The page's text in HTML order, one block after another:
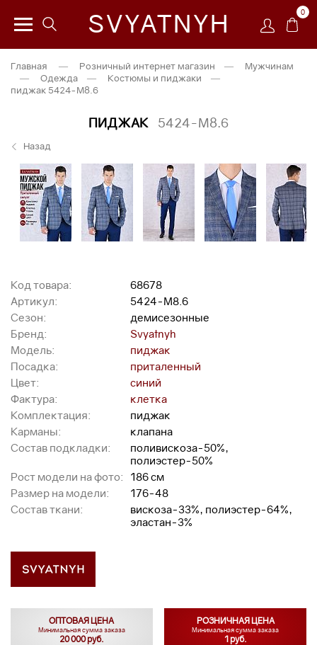
SVYATNYH 0
Главная — Розничный интернет магазин —
Мужчинам
—
Одежда — Костюмы и пиджаки
—
пиджак 5424-М8.6
ПИДЖАК 5424-М8.6
Назад
Код товара:
68678
Артикул:
5424-М8.6
Сезон:
демисезонные
Бренд:
Svyatnyh
Модель:
пиджак
Посадка:
приталенный
Цвет:
синий
Фактура:
клетка
Комплектация:
пиджак
Карманы:
клапана
Состав подкладки:
поливискоза-50%,
полиэстер-50%
Рост модели на фото:
186 см
Размер на модели:
176-48
Состав ткани:
вискоза-33%, полиэстер-64%,
эластан-3%
ОПТОВАЯ ЦЕНА
Минимальная сумма заказа
20 000 руб.
РОЗНИЧНАЯ ЦЕНА
Минимальная сумма заказа
1 руб.